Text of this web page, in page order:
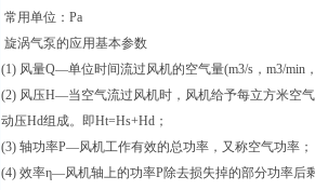
常用单位：Pa
旋涡气泵的应用基本参数
(1) 风量Q—单位时间流过风机的空气量(m3/s，m3/min，
(2) 风压H—当空气流过风机时，风机给予每立方米空
动压Hd组成。即Ht=Hs+Hd；
(3) 轴功率P—风机工作有效的总功率，又称空气功率；
(4) 效率η—风机轴上的功率P除去损失掉的部分功率后